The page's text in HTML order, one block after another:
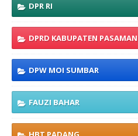
DPR RI
DPRD KABUPATEN PASAMAN
DPW MOI SUMBAR
FAUZI BAHAR